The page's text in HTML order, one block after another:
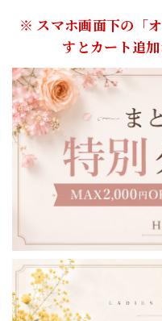
※ スマホ画面下の「
すとカート追加